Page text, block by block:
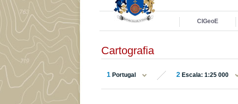
CIGeoE
Cartografia
1 Portugal 2 Escala: 1:25 000